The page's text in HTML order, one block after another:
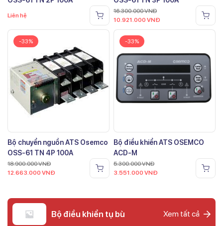
Liên hệ
16.300.000VNĐ
10.921.000 VNĐ
-33%
Bộ chuyển nguồn ATS Osemco
OSS-61 TN 4P 100A
18.900.000VNĐ
12.663.000 VNĐ
-33%
Bộ điều khiển ATS OSEMCO
ACD-M
5.300.000VNĐ
3.551.000 VNĐ
Bộ điều khiển tụ bù Xem tất cả